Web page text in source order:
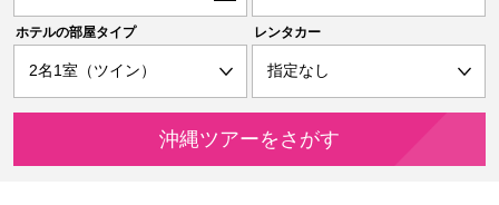
ホテルの部屋タイプ レンタカー